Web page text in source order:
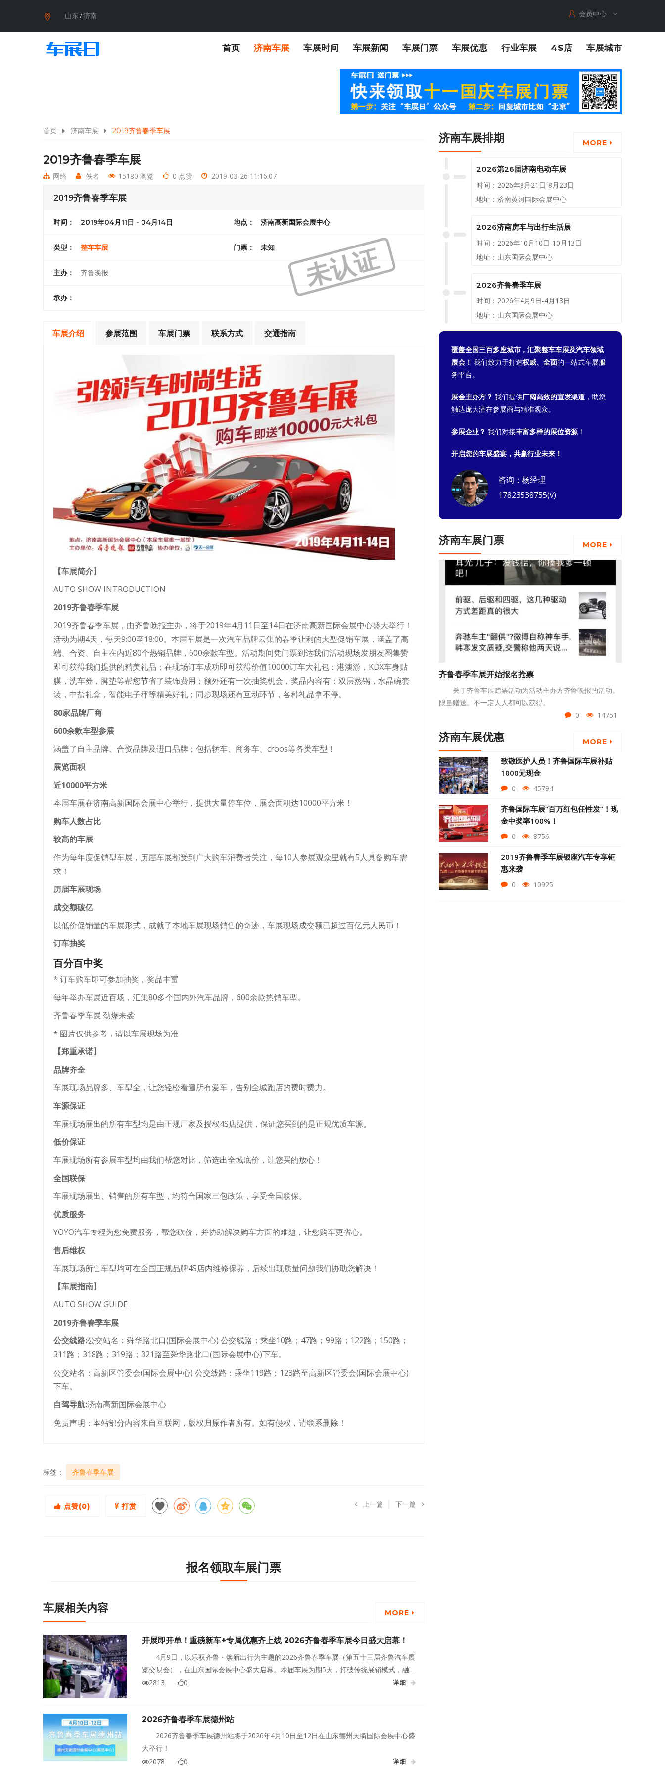
山东/济南 会员中心
首页 济南车展 车展时间 车展新闻 车展门票 车展优惠 行业车展 4S店 车展城市
首页 济南车展 2019齐鲁春季车展
2019齐鲁春季车展
网络 佚名 15180 浏览 0 点赞 2019-03-26 11:16:07
2019齐鲁春季车展
未认证
时间： 2019年04月11日 - 04月14日 地点： 济南高新国际会展中心
类型： 整车车展 门票： 未知
主办： 齐鲁晚报
承办：
车展介绍 参展范围 车展门票 联系方式 交通指南
【车展简介】
AUTO SHOW INTRODUCTION
2019齐鲁春季车展
2019齐鲁春季车展，由齐鲁晚报主办，将于2019年4月11日至14日在济南高新国际会展中心盛大举行！
活动为期4天，每天9:00至18:00。本届车展是一次汽车品牌云集的春季让利的大型促销车展，涵盖了高
端、合资、自主在内近80个热销品牌，600余款车型。活动期间凭门票到达我们活动现场发朋友圈集赞
即可获得我们提供的精美礼品；在现场订车成功即可获得价值10000订车大礼包：港澳游，KDX车身贴
膜，洗车券，脚垫等帮您节省了装饰费用；额外还有一次抽奖机会，奖品内容有：双层蒸锅，水晶碗套
装，中盐礼盒，智能电子秤等精美好礼；同步现场还有互动环节，各种礼品拿不停。
80家品牌厂商
600余款车型参展
涵盖了自主品牌、合资品牌及进口品牌；包括轿车、商务车、croos等各类车型！
展览面积
近10000平方米
本届车展在济南高新国际会展中心举行，提供大量停车位，展会面积达10000平方米！
购车人数占比
较高的车展
作为每年度促销型车展，历届车展都受到广大购车消费者关注，每10人参展观众里就有5人具备购车需
求！
历届车展现场
成交额破亿
以低价促销量的车展形式，成就了本地车展现场销售的奇迹，车展现场成交额已超过百亿元人民币！
订车抽奖
百分百中奖
* 订车购车即可参加抽奖，奖品丰富
每年举办车展近百场，汇集80多个国内外汽车品牌，600余款热销车型。
齐鲁春季车展 劲爆来袭
* 图片仅供参考，请以车展现场为准
【郑重承诺】
品牌齐全
车展现场品牌多、车型全，让您轻松看遍所有爱车，告别全城跑店的费时费力。
车源保证
车展现场展出的所有车型均是由正规厂家及授权4S店提供，保证您买到的是正规优质车源。
低价保证
车展现场所有参展车型均由我们帮您对比，筛选出全城底价，让您买的放心！
全国联保
车展现场展出、销售的所有车型，均符合国家三包政策，享受全国联保。
优质服务
YOYO汽车专程为您免费服务，帮您砍价，并协助解决购车方面的难题，让您购车更省心。
售后维权
车展现场所售车型均可在全国正规品牌4S店内维修保养，后续出现质量问题我们协助您解决！
【车展指南】
AUTO SHOW GUIDE
2019齐鲁春季车展
公交线路:公交站名：舜华路北口(国际会展中心) 公交线路：乘坐10路；47路；99路；122路；150路；
311路；318路；319路；321路至舜华路北口(国际会展中心)下车。
公交站名：高新区管委会(国际会展中心) 公交线路：乘坐119路；123路至高新区管委会(国际会展中心)
下车。
自驾导航:济南高新国际会展中心
免责声明：本站部分内容来自互联网，版权归原作者所有。如有侵权，请联系删除！
标签： 齐鲁春季车展
点赞(0) 打赏 上一篇 下一篇
报名领取车展门票
车展相关内容 MORE
开展即开单！重磅新车+专属优惠齐上线 2026齐鲁春季车展今日盛大启幕！
4月9日，以乐驭齐鲁・焕新出行为主题的2026齐鲁春季车展（第五十三届齐鲁汽车展
览交易会），在山东国际会展中心盛大启幕。本届车展为期5天，打破传统展销模式，融合
智能互动、科技展示、政策红利与品牌钜惠，以近百个品牌、千款车型的豪华阵容，为消费
2813 0 详细
2026齐鲁春季车展德州站
2026齐鲁春季车展德州站将于2026年4月10日至12日在山东德州天衢国际会展中心盛
大举行！
2078
0 详细
济南车展排期 MORE
2026第26届济南电动车展
时间：2026年8月21日-8月23日
地址：济南黄河国际会展中心
2026济南房车与出行生活展
时间：2026年10月10日-10月13日
地址：山东国际会展中心
2026齐鲁春季车展
时间：2026年4月9日-4月13日
地址：山东国际会展中心
覆盖全国三百多座城市，汇聚整车车展及汽车领域
展会！ 我们致力于打造权威、全面的一站式车展服
务平台。
展会主办方？ 我们提供广阔高效的宣发渠道 ，助您
触达庞大潜在参展商与精准观众。
参展企业？ 我们对接丰富多样的展位资源！
开启您的车展盛宴，共赢行业未来！
咨询：杨经理
17823538755(v)
济南车展门票 MORE
齐鲁春季车展开始报名抢票
关于齐鲁车展赠票活动为活动主办方齐鲁晚报的活动。
限量赠送。不一定人人都可以获得。
0
14751
济南车展优惠 MORE
致敬医护人员！齐鲁国际车展补贴
1000元现金
0 45794
齐鲁国际车展“百万红包任性发”！现
金中奖率100%！
0 8756
2019齐鲁春季车展银座汽车专享钜
惠来袭
0 10925